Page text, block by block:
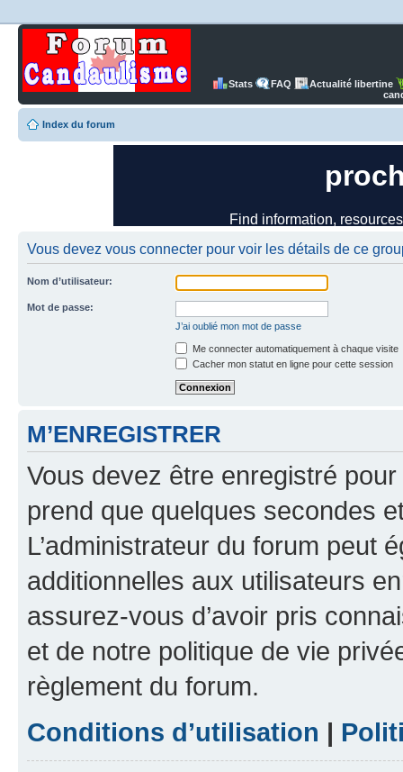
Stats FAQ
Actualité libertine
Index du forum
Vous devez vous connecter pour voir les détails de ce
Nom d’utilisateur:
Mot de passe:
J’ai oublié mon mot de passe
Me connecter automatiquement à chaque visite
Cacher mon statut en ligne pour cette session
M’ENREGISTRER
Vous devez être enregistré
prend que quelques secondes
L’administrateur du forum peut
additionnelles aux utilisateurs
assurez-vous d’avoir pris
et de notre politique de vie
règlement du forum.
Conditions d’utilisation |